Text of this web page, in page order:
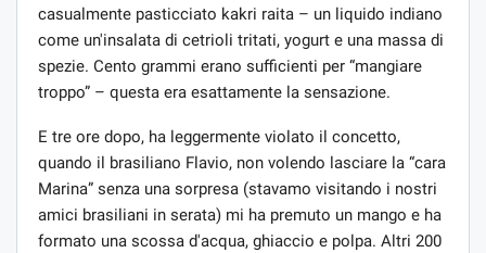
casualmente pasticciato kakri raita – un liquido indiano
come un'insalata di cetrioli tritati, yogurt e una massa di
spezie. Cento grammi erano sufficienti per “mangiare
troppo” – questa era esattamente la sensazione.
E tre ore dopo, ha leggermente violato il concetto,
quando il brasiliano Flavio, non volendo lasciare la “cara
Marina” senza una sorpresa (stavamo visitando i nostri
amici brasiliani in serata) mi ha premuto un mango e ha
formato una scossa d'acqua, ghiaccio e polpa. Altri 200